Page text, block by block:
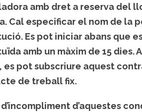
amb dret a reserva del
Cal especificar el nom de la
Es pot iniciar abans que
amb un màxim de 15 dies.
es pot subscriure aquest
de treball fix.
d’incompliment d’aquestes